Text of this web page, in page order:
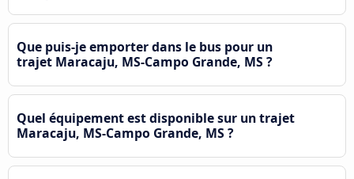
Que puis-je emporter dans le bus pour un
trajet Maracaju, MS-Campo Grande, MS ?
Quel équipement est disponible sur un trajet
Maracaju, MS-Campo Grande, MS ?